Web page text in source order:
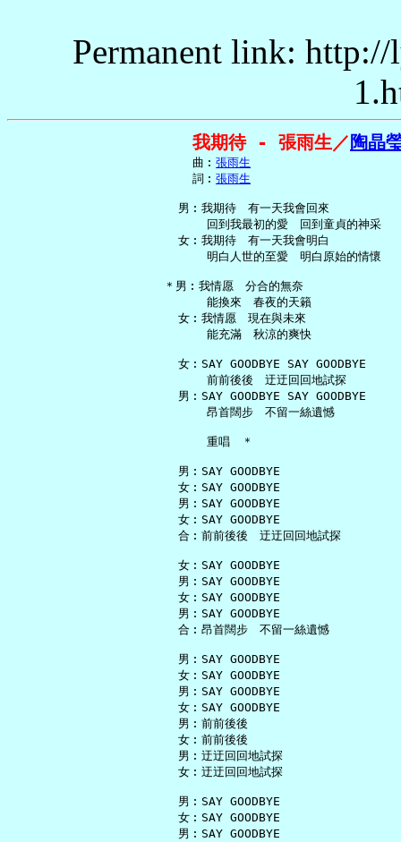
Permanent link:
我期待 - 張雨生／ 陶晶
     曲︰
張雨生
     詞︰
張雨生
   男︰我期待　有一天我會回來
       回到我最初的愛　回到童貞的神采
   女︰我期待　有一天我會明白
       明白人世的至愛　明白原始的情懷
＊男︰我情愿　分合的無奈
       能換來　春夜的天籟
   女︰我情愿　現在與未來
       能充滿　秋涼的爽快
   女︰SAY GOODBYE SAY GOODBYE
       前前後後　迂迂回回地試探
   男︰SAY GOODBYE SAY GOODBYE
       昂首闊步　不留一絲遺憾
       重唱　＊
   男︰SAY GOODBYE
   女︰SAY GOODBYE
   男︰SAY GOODBYE
   女︰SAY GOODBYE
   合︰前前後後　迂迂回回地試探
   女︰SAY GOODBYE
   男︰SAY GOODBYE
   女︰SAY GOODBYE
   男︰SAY GOODBYE
   合︰昂首闊步　不留一絲遺憾
   男︰SAY GOODBYE
   女︰SAY GOODBYE
   男︰SAY GOODBYE
   女︰SAY GOODBYE
   男︰前前後後
   女︰前前後後
   男︰迂迂回回地試探
   女︰迂迂回回地試探
   男︰SAY GOODBYE
   女︰SAY GOODBYE
   男︰SAY GOODBYE